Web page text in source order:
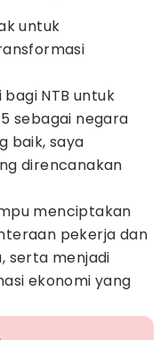
untuk
NTB untuk
sebagai negara
baik, saya
direncanakan
menciptakan
pekerja dan
serta menjadi
ekonomi yang